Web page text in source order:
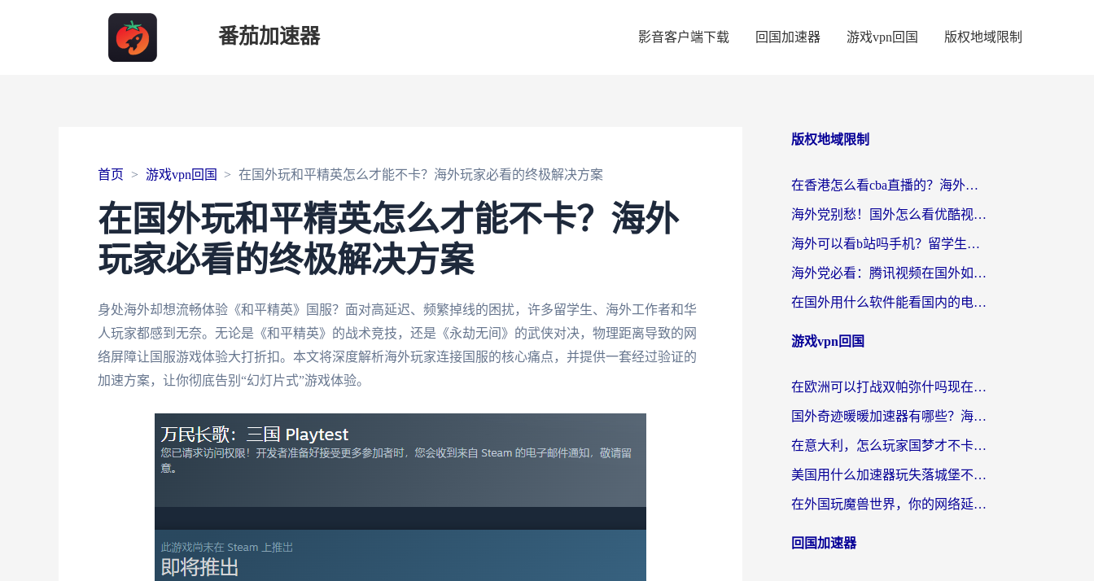
番茄加速器 影音客户端下载 回国加速器 游戏vpn回国 版权地域限制
首页 游戏vpn回国 在国外玩和平精英怎么才能不卡？海外玩家必看的终极解决方案
在国外玩和平精英怎么才能不卡？海外
玩家必看的终极解决方案
身处海外却想流畅体验《和平精英》国服？面对高延迟、频繁掉线的困扰，许多留学生、海外工作者和华
人玩家都感到无奈。无论是《和平精英》的战术竞技，还是《永劫无间》的武侠对决，物理距离导致的网
络屏障让国服游戏体验大打折扣。本文将深度解析海外玩家连接国服的核心痛点，并提供一套经过验证的
加速方案，让你彻底告别“幻灯片式”游戏体验。
版权地域限制
在香港怎么看cba直播的？海外党体育观赛终极指南：告别版权限制，畅享中文解说
海外党别愁！国外怎么看优酷视频？一招解决追剧、看直播难题
海外可以看b站吗手机？留学生亲测有效的回国加速指南
海外党必看：腾讯视频在国外如何解除地域限制？附优酷咪咕使用指南
在国外用什么软件能看国内的电视剧啊？留学生亲测有效的回国加速方案
游戏vpn回国
在欧洲可以打战双帕弥什吗现在？跨越延迟墙的实战指南
国外奇迹暖暖加速器有哪些？海外党国服游戏畅玩终极指南（附亲测推荐）
在意大利，怎么玩家国梦才不卡？这份终极加速指南请收好
美国用什么加速器玩失落城堡不卡？海外党亲测有效的国服游戏加速指南
在外国玩魔兽世界，你的网络延迟是最大的敌人
回国加速器